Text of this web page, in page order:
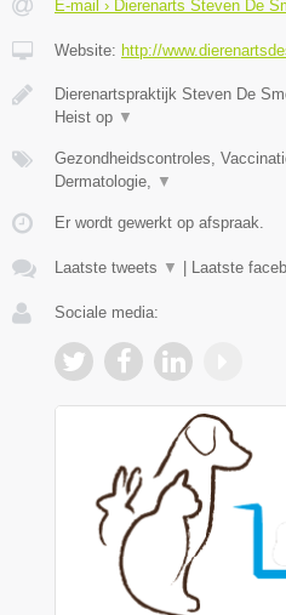
E-mail › Dierenarts Steven De
Website: http://
Dierenartspraktijk Steven De
Heist op ▼
Gezondheidscontroles,
Dermatologie,
▼
Er wordt gewerkt op afspraak.
Laatste tweets ▼ | Laatste
Sociale media: